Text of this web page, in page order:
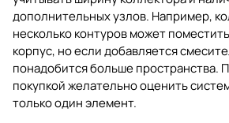
дополнительных узлов. Например,
несколько контуров может
корпус, но если добавляется
понадобится больше пространства.
покупкой желательно оценить
только один элемент.